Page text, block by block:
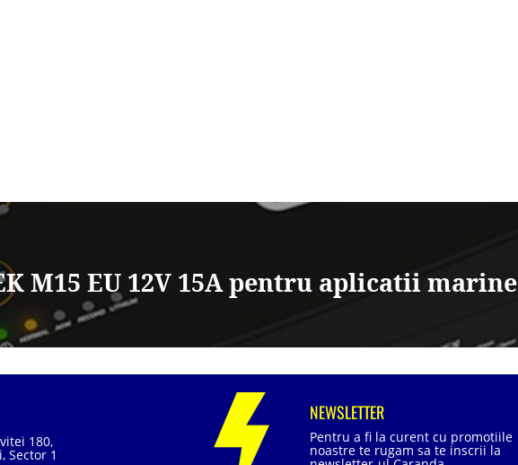
M15 EU 12V 15A pentru aplicatii marine
180,
Sector 1
NEWSLETTER
Pentru a fi la curent cu promotiile
noastre te rugam sa te inscrii la